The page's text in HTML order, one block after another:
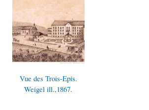
Vue des Trois-Epis.
Weigel ill.,1867.